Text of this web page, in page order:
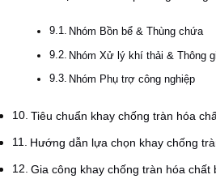
Nhóm Bồn bể & Thùng chứa
Nhóm Xử lý khí thải & Thông
Nhóm Phụ trợ công nghiệp
Tiêu chuẩn khay chống tràn hóa
Hướng dẫn lựa chọn khay chống
Gia công khay chống tràn hóa chất